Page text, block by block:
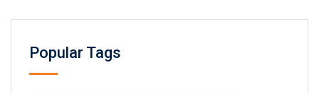
Popular Tags